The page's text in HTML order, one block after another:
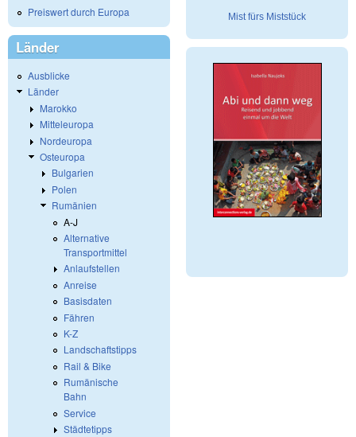
Preiswert durch Europa
Länder
Ausblicke
Länder
Marokko
Mitteleuropa
Nordeuropa
Osteuropa
Bulgarien
Polen
Rumänien
A-J
Alternative
Transportmittel
Anlaufstellen
Anreise
Basisdaten
Fähren
K-Z
Landschaftstipps
Rail & Bike
Rumänische
Bahn
Service
Städtetipps
Mist fürs Miststück